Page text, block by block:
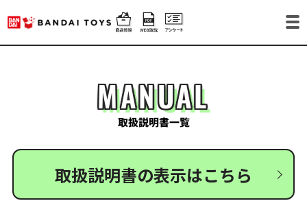
MANUAL
取扱説明書一覧
取扱説明書の表示はこちら